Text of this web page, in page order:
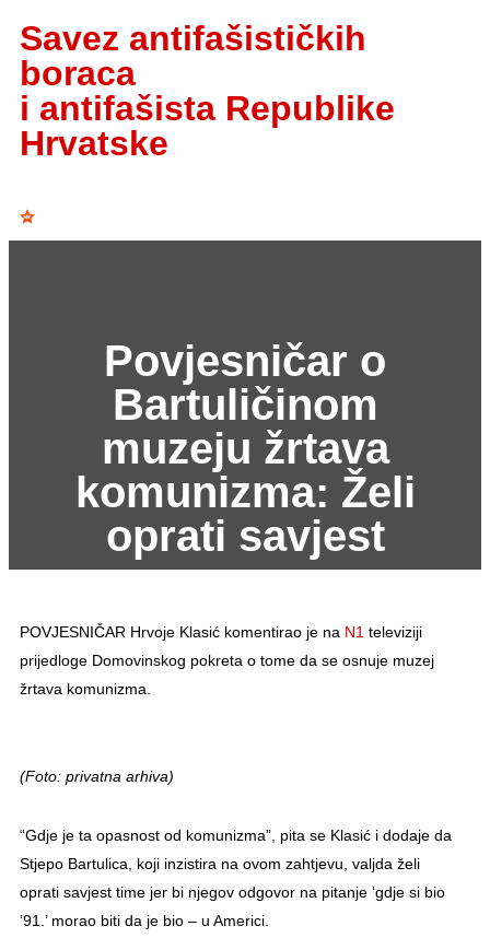
Savez antifašističkih
boraca
i antifašista Republike
Hrvatske
Povjesničar o
Bartuličinom
muzeju žrtava
komunizma: Želi
oprati savjest
POVJESNIČAR Hrvoje Klasić komentirao je na N1 televiziji
prijedloge Domovinskog pokreta o tome da se osnuje muzej
žrtava komunizma.
(Foto: privatna arhiva)
“Gdje je ta opasnost od komunizma”, pita se Klasić i dodaje da
Stjepo Bartulica, koji inzistira na ovom zahtjevu, valjda želi
oprati savjest time jer bi njegov odgovor na pitanje ‘gdje si bio
’91.’ morao biti da je bio – u Americi.